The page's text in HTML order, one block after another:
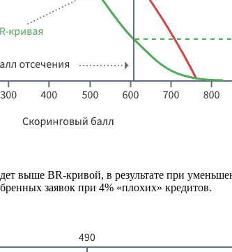
выше BR-кривой, в результате при
заявок при 4% «плохих» кредитов.